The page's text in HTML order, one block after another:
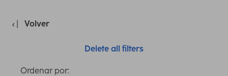
Volver
Delete all filters
Ordenar por: